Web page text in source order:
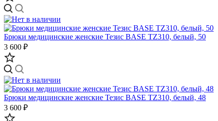
Брюки медицинские женские Тезис BASE TZ310, белый, 50
3 600 ₽
Брюки медицинские женские Тезис BASE TZ310, белый, 48
3 600 ₽